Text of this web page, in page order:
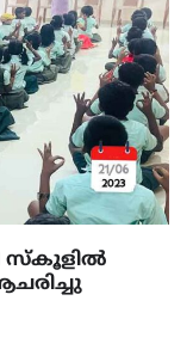
സ്കൂളിൽ